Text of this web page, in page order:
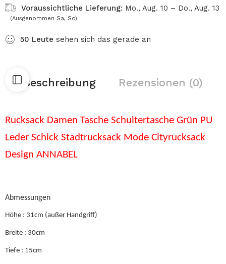
Voraussichtliche Lieferung: Mo., Aug. 10 – Do., Aug. 13
(Ausgenommen Sa, So)
50 Leute sehen sich das gerade an
Beschreibung Rezensionen (0)
Rucksack Damen Tasche Schultertasche Grün PU
Leder Schick Stadtrucksack Mode Cityrucksack
Design ANNABEL
Abmessungen
Höhe : 31cm (außer Handgriff)
Breite : 30cm
Tiefe : 15cm